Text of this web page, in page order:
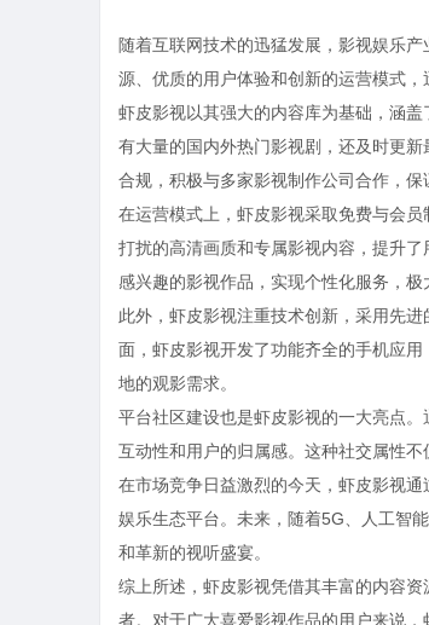
随着互联网技术的迅猛发展，影视娱乐
源、优质的用户体验和创新的运营模式
虾皮影视以其强大的内容库为基础，涵
有大量的国内外热门影视剧，还及时更
合规，积极与多家影视制作公司合作，
在运营模式上，虾皮影视采取免费与会
打扰的高清画质和专属影视内容，提升
感兴趣的影视作品，实现个性化服务，极
此外，虾皮影视注重技术创新，采用先
面，虾皮影视开发了功能齐全的手机应
地的观影需求。
平台社区建设也是虾皮影视的一大亮点
互动性和用户的归属感。这种社交属性
在市场竞争日益激烈的今天，虾皮影视
娱乐生态平台。未来，随着5G、人工智
和革新的视听盛宴。
综上所述，虾皮影视凭借其丰富的内容
者。对于广大喜爱影视作品的用户来说，